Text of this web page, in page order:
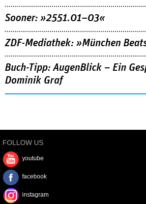
Sooner: »2551.01–03«
ZDF-Mediathek: »München
Buch-Tipp: AugenBlick – Ein
Dominik Graf
FOLLOW US
youtube
facebook
instagram